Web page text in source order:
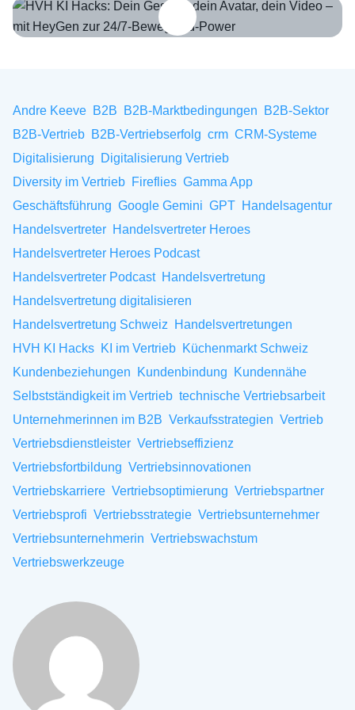
Andre Keeve B2B B2B-Marktbedingungen
B2B-Sektor
B2B-Vertrieb B2B-Vertriebserfolg crm CRM-Systeme
Digitalisierung
Digitalisierung Vertrieb
Diversity im Vertrieb Fireflies Gamma App
Geschäftsführung Google Gemini GPT Handelsagentur
Handelsvertreter Handelsvertreter Heroes
Handelsvertreter Heroes Podcast
Handelsvertreter Podcast Handelsvertretung
Handelsvertretung digitalisieren
Handelsvertretung Schweiz
Handelsvertretungen
HVH KI Hacks KI im Vertrieb Küchenmarkt Schweiz
Kundenbeziehungen
Kundenbindung
Kundennähe
Selbstständigkeit im Vertrieb technische Vertriebsarbeit
Unternehmerinnen im B2B Verkaufsstrategien Vertrieb
Vertriebsdienstleister Vertriebseffizienz
Vertriebsfortbildung Vertriebsinnovationen
Vertriebskarriere Vertriebsoptimierung Vertriebspartner
Vertriebsprofi Vertriebsstrategie Vertriebsunternehmer
Vertriebsunternehmerin Vertriebswachstum
Vertriebswerkzeuge